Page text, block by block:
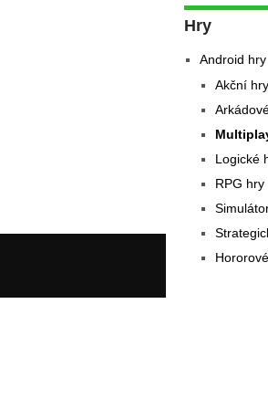
Hry
Android hry
Akční hry
Logické
RPG hry